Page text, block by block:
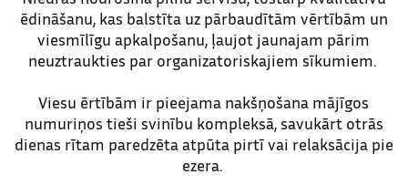
ēdināšanu, kas balstīta uz pārbaudītām vērtībām un
viesmīlīgu apkalpošanu, ļaujot jaunajam pārim
neuztraukties par organizatoriskajiem sīkumiem.
Viesu ērtībām ir pieejama nakšņošana mājīgos
numuriņos tieši svinību kompleksā, savukārt otrās
dienas rītam paredzēta atpūta pirtī vai relaksācija pie
ezera.